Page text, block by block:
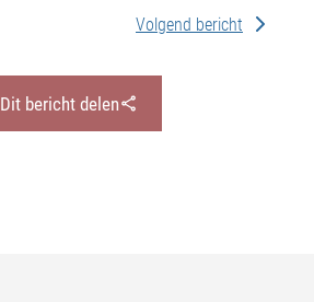
Volgend bericht
Dit bericht delen